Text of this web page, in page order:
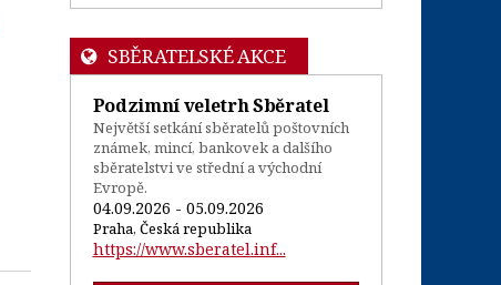
SBĚRATELSKÉ AKCE
Podzimní veletrh Sběratel
Největší setkání sběratelů poštovních
známek, mincí, bankovek a dalšího
sběratelstvi ve střední a východní
Evropě.
04.09.2026 - 05.09.2026
Praha, Česká republika
https://www.sberatel.inf...